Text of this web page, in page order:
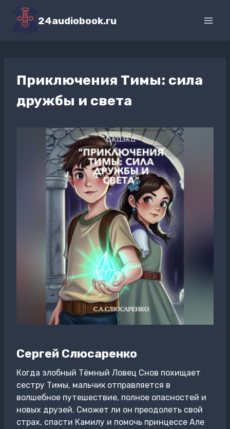
Перейти
содержимому
24audiobook.ru
Приключения Тимы: сила
дружбы и света
Сергей Слюсаренко
Когда злобный Тёмный Ловец Снов похищает
сестру Тимы, мальчик отправляется в
волшебное путешествие, полное опасностей и
новых друзей. Сможет ли он преодолеть свой
страх, спасти Камилу и помочь принцессе Але